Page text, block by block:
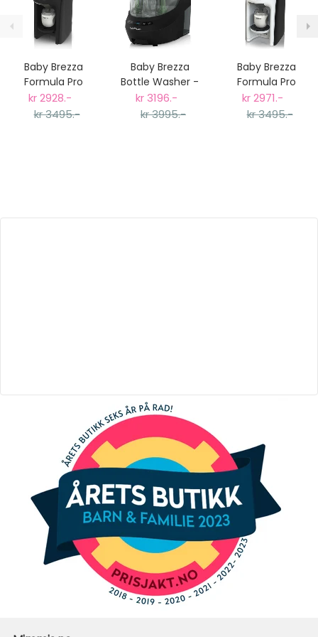
Baby Brezza
Formula Pro
Advanced
Melkemaskin,
kr 2928.-
kr 3495.-
Baby Brezza
Bottle Washer -
Automatisk
Flaskevasker Sort
kr 3196.-
kr 3995.-
Baby Brezza
Formula Pro
Advanced
Melkemaskin,
kr 2971.-
kr 3495.-